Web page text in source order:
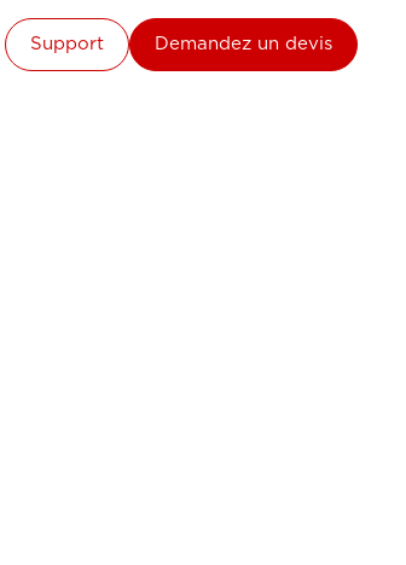
Support Demandez un devis